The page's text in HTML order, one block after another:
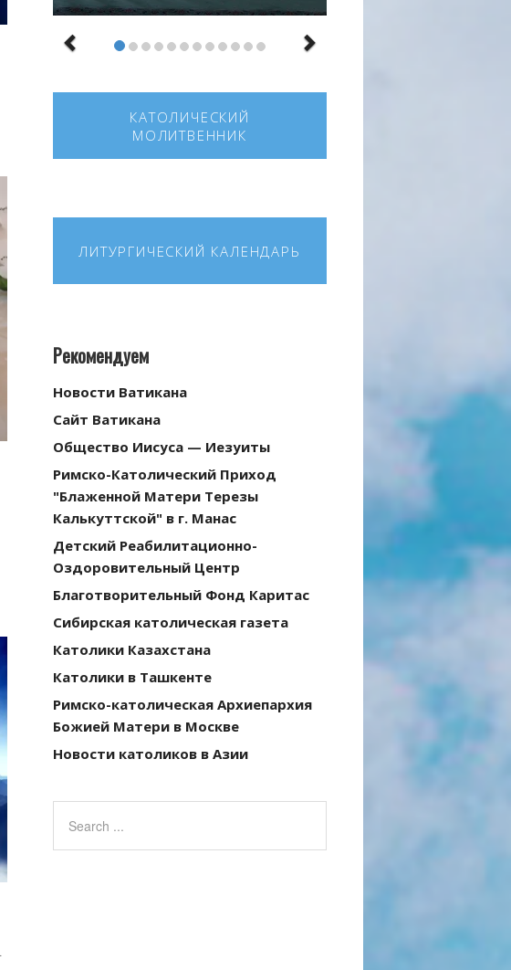
КАТОЛИЧЕСКИЙ
МОЛИТВЕННИК
ЛИТУРГИЧЕСКИЙ КАЛЕНДАРЬ
Рекомендуем
Новости Ватикана
Сайт Ватикана
Общество Иисуса — Иезуиты
Римско-Католический Приход
"Блаженной Матери Терезы
Калькуттской" в г. Манас
Детский Реабилитационно-
Оздоровительный Центр
Благотворительный Фонд Каритас
Сибирская католическая газета
Католики Казахстана
Католики в Ташкенте
Римско-католическая Архиепархия
Божией Матери в Москве
Новости католиков в Азии